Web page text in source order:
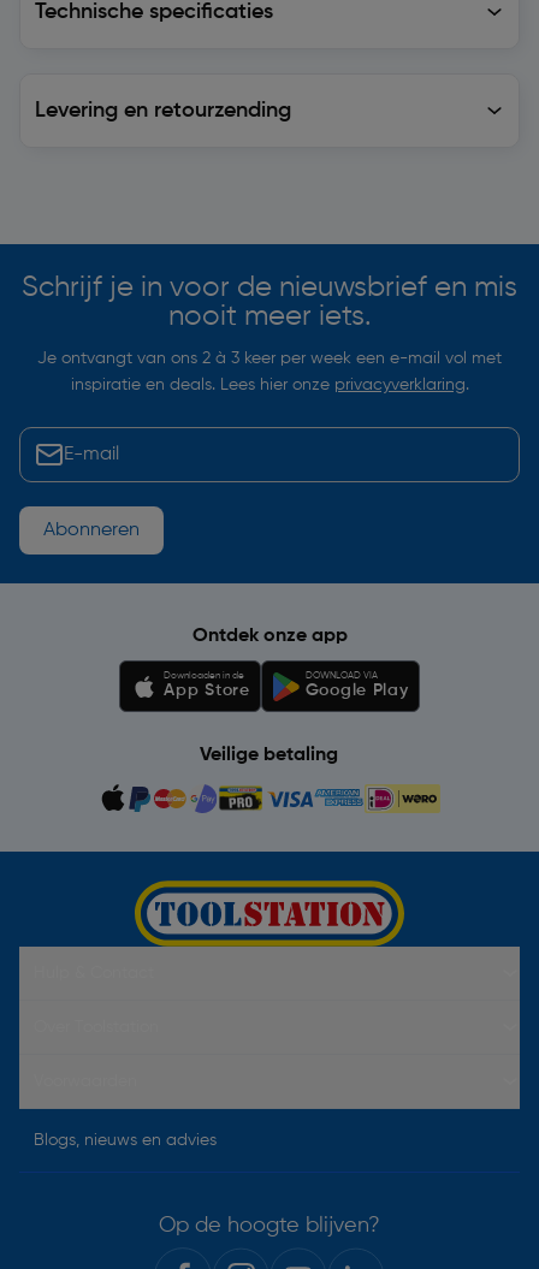
Technische specificaties
Levering en retourzending
Schrijf je in voor de nieuwsbrief en mis
nooit meer iets.
Je ontvangt van ons 2 à 3 keer per week een e-mail vol met
inspiratie en deals. Lees hier onze privacyverklaring.
Abonneren
Ontdek onze app
Downloaden in de
App Store
DOWNLOAD VIA
Google Play
Veilige betaling
Blogs, nieuws en advies
Op de hoogte blijven?